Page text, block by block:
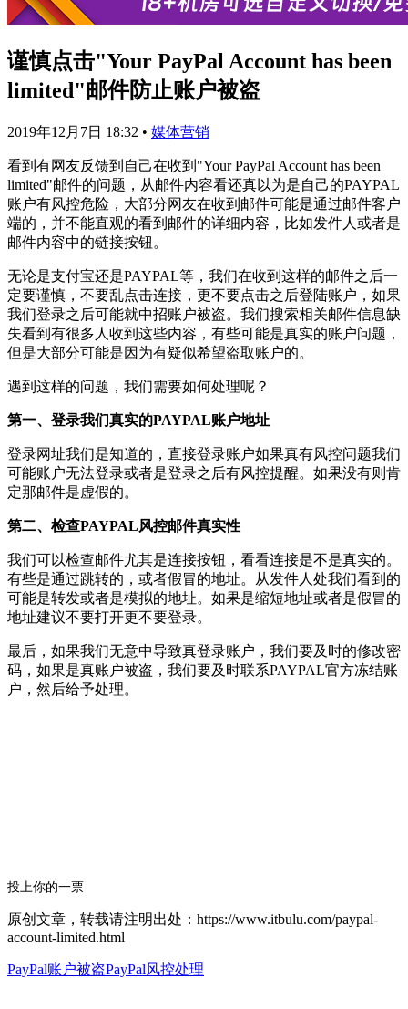
谨慎点击"Your PayPal Account has been
limited"邮件防止账户被盗
2019年12月7日 18:32 • 媒体营销
看到有网友反馈到自己在收到"Your PayPal Account has been
limited"邮件的问题，从邮件内容看还真以为是自己的PAYPAL
账户有风控危险，大部分网友在收到邮件可能是通过邮件客户
端的，并不能直观的看到邮件的详细内容，比如发件人或者是
邮件内容中的链接按钮。
无论是支付宝还是PAYPAL等，我们在收到这样的邮件之后一
定要谨慎，不要乱点击连接，更不要点击之后登陆账户，如果
我们登录之后可能就中招账户被盗。我们搜索相关邮件信息缺
失看到有很多人收到这些内容，有些可能是真实的账户问题，
但是大部分可能是因为有疑似希望盗取账户的。
遇到这样的问题，我们需要如何处理呢？
第一、登录我们真实的PAYPAL账户地址
登录网址我们是知道的，直接登录账户如果真有风控问题我们
可能账户无法登录或者是登录之后有风控提醒。如果没有则肯
定那邮件是虚假的。
第二、检查PAYPAL风控邮件真实性
我们可以检查邮件尤其是连接按钮，看看连接是不是真实的。
有些是通过跳转的，或者假冒的地址。从发件人处我们看到的
可能是转发或者是模拟的地址。如果是缩短地址或者是假冒的
地址建议不要打开更不要登录。
最后，如果我们无意中导致真登录账户，我们要及时的修改密
码，如果是真账户被盗，我们要及时联系PAYPAL官方冻结账
户，然后给予处理。
投上你的一票
原创文章，转载请注明出处：https://www.itbulu.com/paypal-
account-limited.html
PayPal账户被盗PayPal风控处理